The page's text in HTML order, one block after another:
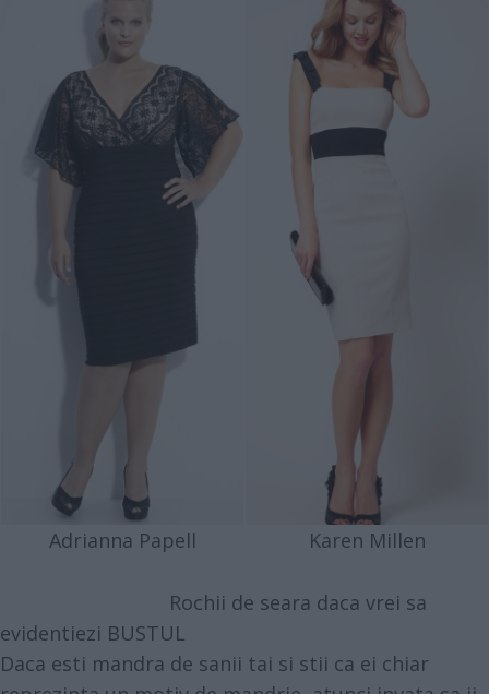
Adrianna Papell Karen Millen
Rochii de seara daca vrei sa
evidentiezi BUSTUL
Daca esti mandra de sanii tai si stii ca ei chiar